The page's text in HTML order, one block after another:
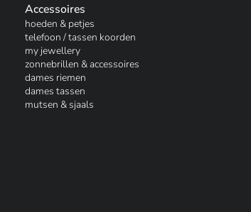
Accessoires
hoeden & petjes
telefoon / tassen koorden
my jewellery
zonnebrillen & accessoires
dames riemen
dames tassen
mutsen & sjaals